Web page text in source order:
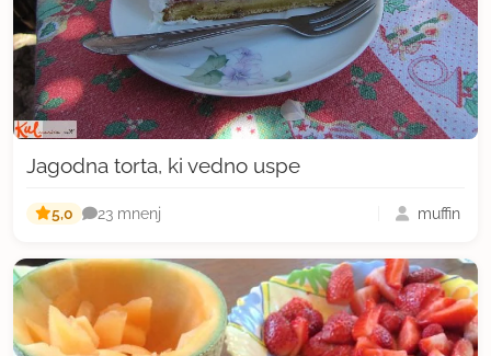
Jagodna torta, ki vedno uspe
5,0 23 mnenj muffin